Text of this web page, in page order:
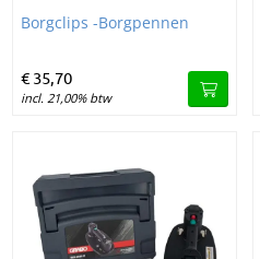
Image Borgclips -Borgpennen
Borgclips -Borgpennen
€ 35,70
incl. 21,00% btw